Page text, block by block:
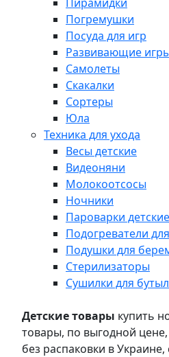
Погремушки
Посуда для игр
Развивающие
Самолеты
Скакалки
Сортеры
Юла
Техника для ухода
Весы детские
Видеоняни
Молокоотсосы
Ночники
Пароварки детские
Подогреватели
Подушки для
Стерилизаторы
Сушилки для
Детские товары купить
товары, по выгодной
без распаковки в Украине,